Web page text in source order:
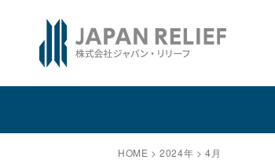
HOME >2024年 >4月
未来を運ぶ運送業専門の求人転職情報サービス
採用サイトの詳細はこちらから
未来を運ぶ運送業専門の求人転職情報サービス
採用サイトの詳細はこちらから